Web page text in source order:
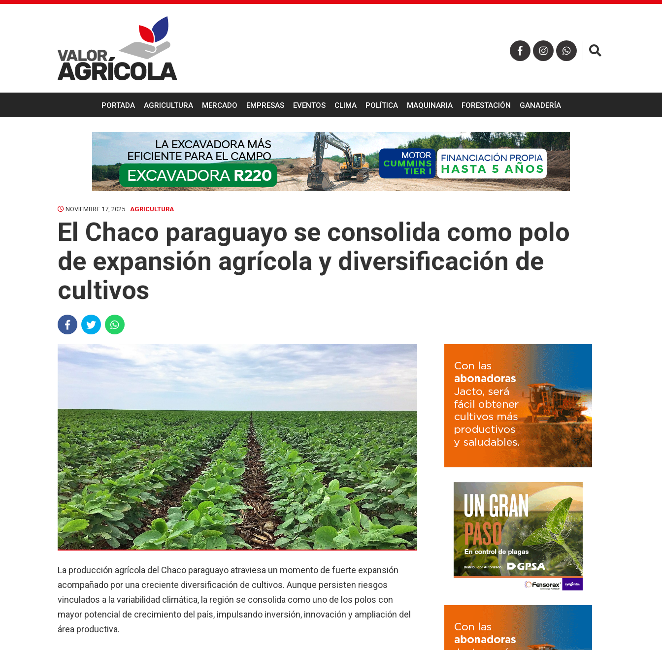
PORTADA AGRICULTURA MERCADO EMPRESAS EVENTOS CLIMA POLÍTICA MAQUINARIA FORESTACIÓN GANADERÍA
NOVIEMBRE 17, 2025 AGRICULTURA
El Chaco paraguayo se consolida como polo
de expansión agrícola y diversificación de
cultivos
La producción agrícola del Chaco paraguayo atraviesa un momento de fuerte expansión
acompañado por una creciente diversificación de cultivos. Aunque persisten riesgos
vinculados a la variabilidad climática, la región se consolida como uno de los polos con
mayor potencial de crecimiento del país, impulsando inversión, innovación y ampliación del
área productiva.